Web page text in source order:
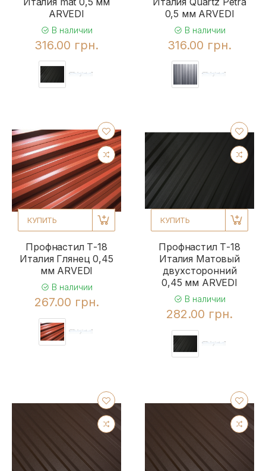
ARVEDI
В наличии
316.00 грн.
0,5 мм ARVEDI
В наличии
316.00 грн.
КУПИТЬ
Профнастил Т-18
Италия Глянец 0,45
мм ARVEDI
В наличии
267.00 грн.
КУПИТЬ
Профнастил Т-18
Италия Матовый
двухсторонний
0,45 мм ARVEDI
В наличии
282.00 грн.